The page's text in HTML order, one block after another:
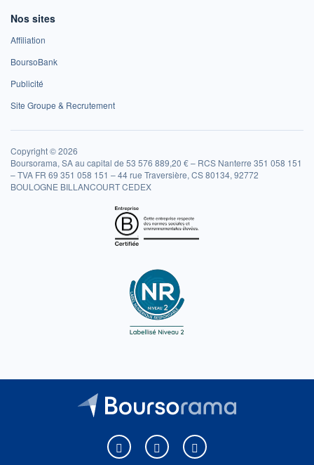
Nos sites
Affiliation
BoursoBank
Publicité
Site Groupe & Recrutement
Copyright © 2026
Boursorama, SA au capital de 53 576 889,20 € – RCS Nanterre 351 058 151
– TVA FR 69 351 058 151 – 44 rue Traversière, CS 80134, 92772
BOULOGNE BILLANCOURT CEDEX
Boursorama sur Facebook
Boursorama sur XBoursorama sur